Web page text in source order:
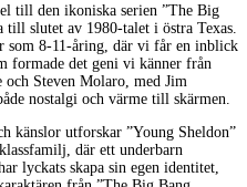
till den ikoniska serien ”The Big
slutet av 1980-talet i östra Texas.
som 8-11-åring, där vi får en inblick
formade det geni vi känner från
Steven Molaro, med Jim
nostalgi och värme till skärmen.
känslor utforskar ”Young Sheldon”
där ett underbarn
lyckats skapa sin egen identitet,